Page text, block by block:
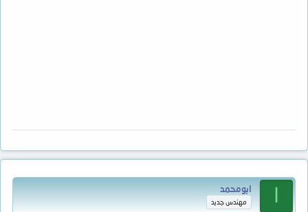
ابومحمد
مهندس جديد